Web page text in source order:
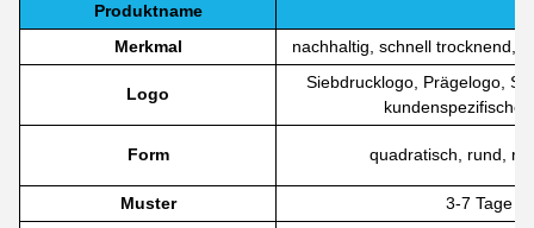
Produktname
Merkmal
nachhaltig, schnell trocknend,
Logo
Siebdrucklogo, Prägelogo,
Form quadratisch, rund,
Muster
3-7 Tage